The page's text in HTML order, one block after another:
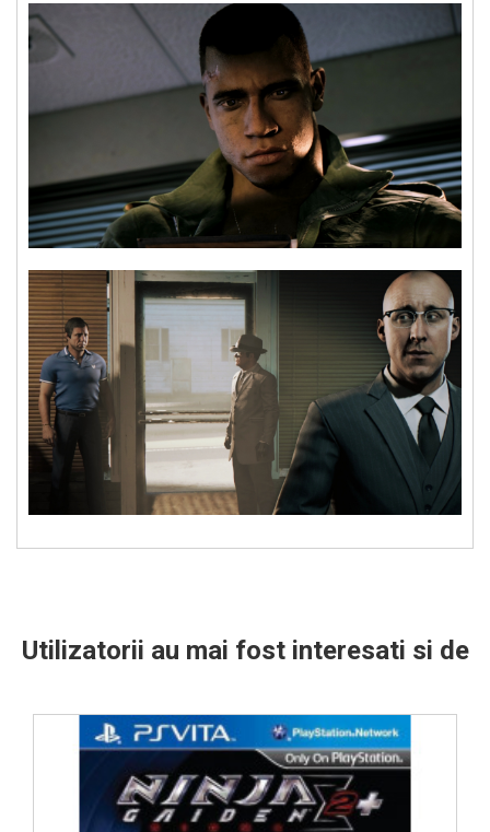
Utilizatorii au mai fost interesati si de